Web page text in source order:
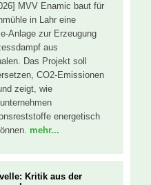
MVV Enamic baut für
in Lahr eine
Anlage zur Erzeugung
aus
Das Projekt soll
CO2-Emissionen
zeigt, wie
energetisch
mehr...
Kritik aus der